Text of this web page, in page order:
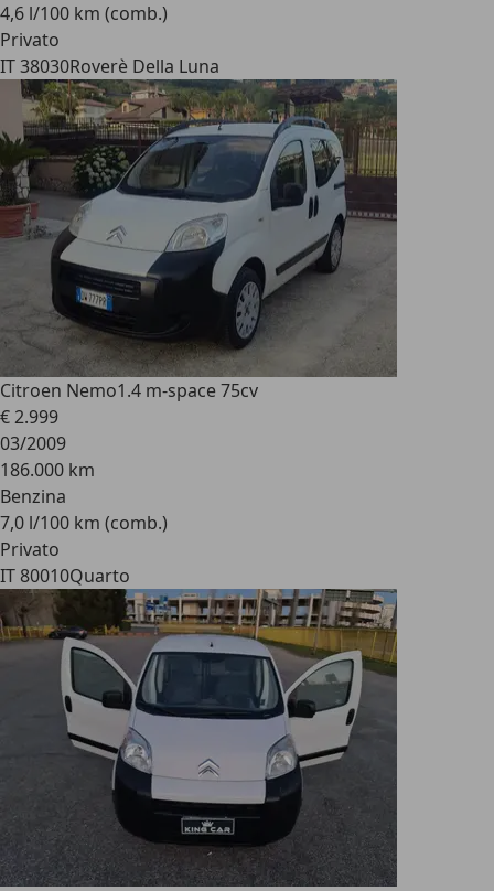
4,6 l/100 km (comb.)
Privato
IT 38030Roverè Della Luna
Citroen Nemo1.4 m-space 75cv
€ 2.999
03/2009
186.000 km
Benzina
7,0 l/100 km (comb.)
Privato
IT 80010Quarto